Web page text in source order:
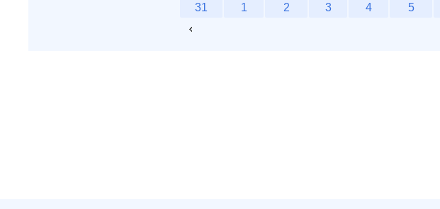
31
1 2 3 4 5